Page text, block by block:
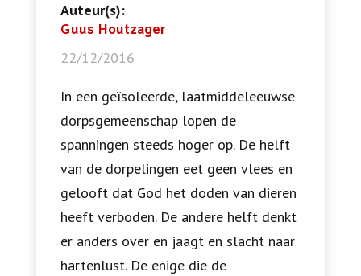
Auteur(s):
Guus Houtzager
22/12/2016
In een geïsoleerde, laatmiddeleeuwse
dorpsgemeenschap lopen de
spanningen steeds hoger op. De helft
van de dorpelingen eet geen vlees en
gelooft dat God het doden van dieren
heeft verboden. De andere helft denkt
er anders over en jaagt en slacht naar
hartenlust. De enige die de